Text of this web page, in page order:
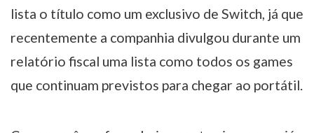
lista o título como um exclusivo de Switch, já que
recentemente a companhia divulgou durante um
relatório fiscal uma lista como todos os games
que continuam previstos para chegar ao portátil.